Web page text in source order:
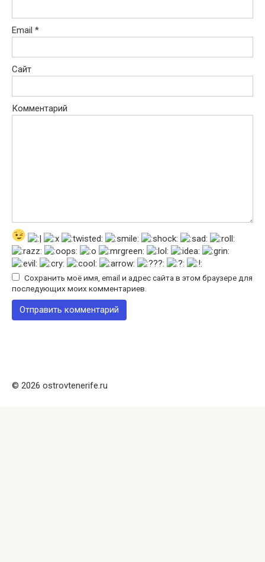
Email *
Сайт
Комментарий
Сохранить моё имя, email и адрес сайта в этом браузере для
последующих моих комментариев.
© 2026 ostrovtenerife.ru